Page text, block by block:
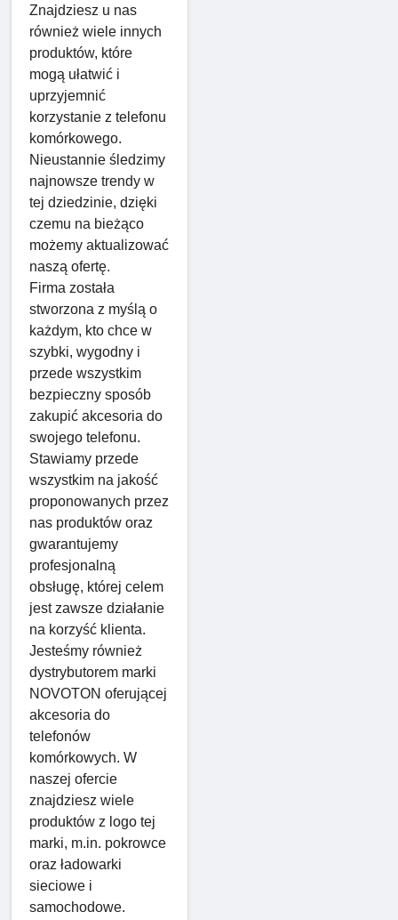
Znajdziesz u nas
również wiele innych
produktów, które
mogą ułatwić i
uprzyjemnić
korzystanie z telefonu
komórkowego.
Nieustannie śledzimy
najnowsze trendy w
tej dziedzinie, dzięki
czemu na bieżąco
możemy aktualizować
naszą ofertę.
Firma została
stworzona z myślą o
każdym, kto chce w
szybki, wygodny i
przede wszystkim
bezpieczny sposób
zakupić akcesoria do
swojego telefonu.
Stawiamy przede
wszystkim na jakość
proponowanych przez
nas produktów oraz
gwarantujemy
profesjonalną
obsługę, której celem
jest zawsze działanie
na korzyść klienta.
Jesteśmy również
dystrybutorem marki
NOVOTON oferującej
akcesoria do
telefonów
komórkowych. W
naszej ofercie
znajdziesz wiele
produktów z logo tej
marki, m.in. pokrowce
oraz ładowarki
sieciowe i
samochodowe.